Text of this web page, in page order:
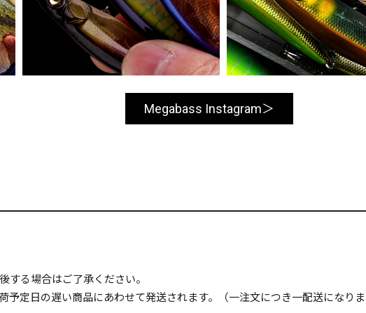
Megabass Instagram
る場合はご了承ください。
定日の遅い商品にあわせて発送されます。（一注文につき一配送になり